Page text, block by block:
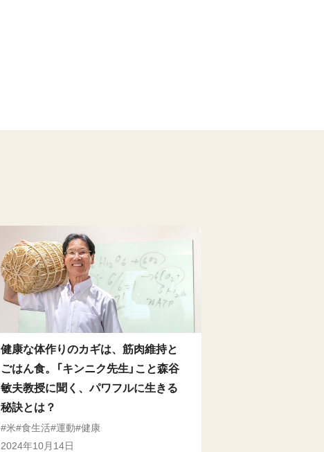
健康な体作りのカギは、筋肉維持と
ごはん食。「キンニク先生」こと森谷
敏夫教授に聞く、パワフルに生きる
秘訣とは？
米 食生活 運動 健康
2024年10月14日